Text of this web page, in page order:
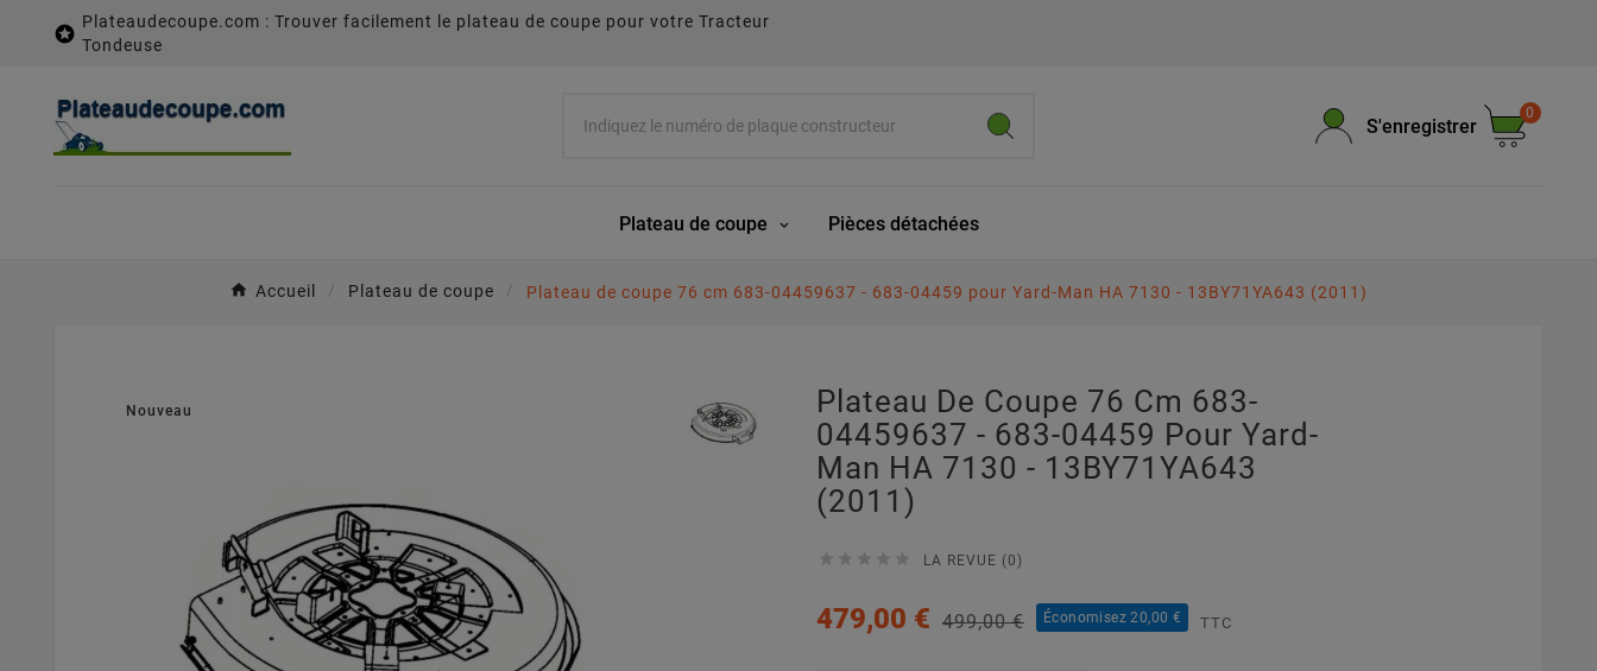

Plateaudecoupe.com : Trouver facilement le plateau de coupe pour votre Tracteur
Tondeuse
S'enregistrer
0
Plateau de coupe Pièces détachées
Accueil Plateau de coupe Plateau de coupe 76 cm 683-04459637 - 683-04459 pour Yard-Man HA 7130 - 13BY71YA643 (2011)
Nouveau
Plateau De Coupe 76 Cm 683-
04459637 - 683-04459 Pour Yard-
Man HA 7130 - 13BY71YA643
(2011)
     LA REVUE (0)
479,00 € 499,00 € Économisez 20,00 € TTC